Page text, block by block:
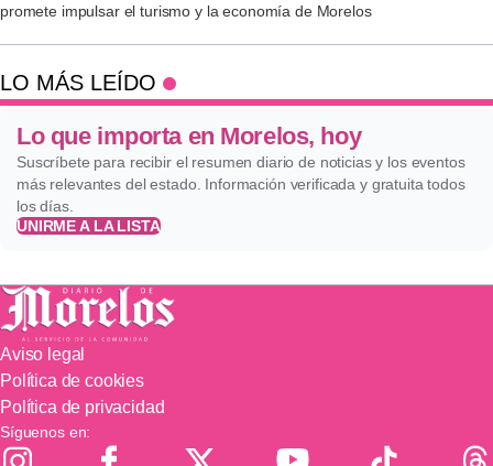
promete impulsar el turismo y la economía de Morelos
LO MÁS LEÍDO
Lo que importa en Morelos, hoy
Suscríbete para recibir el resumen diario de noticias y los eventos
más relevantes del estado. Información verificada y gratuita todos
los días.
UNIRME A LA LISTA
Aviso legal
Política de cookies
Política de privacidad
Síguenos en: